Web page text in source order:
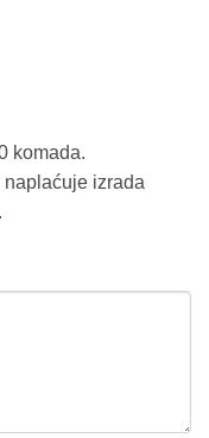
komada.
izrada